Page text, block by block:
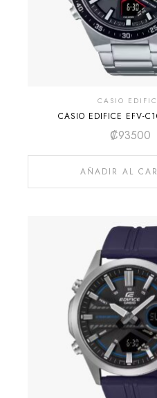
CASIO
CASIO EDIFICE EFV-
₡93500
AÑADIR AL